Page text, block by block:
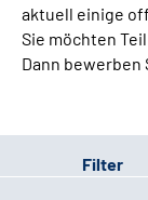
aktuell einige
Sie möchten
Dann bewerben
Filter